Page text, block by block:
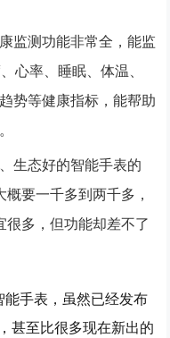
监测功能非常全，能监
心率、睡眠、体温、
势等健康指标，能帮助
生态好的智能手表的
要一千多到两千多，
多，但功能却差不了
手表，虽然已经发布
甚至比很多现在新出的